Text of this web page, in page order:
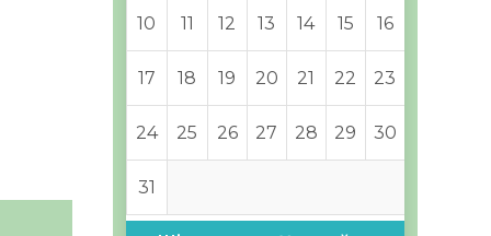
10 11 12 13 14 15 16
17 18 19 20 21 22 23
24 25 26 27 28 29 30
31